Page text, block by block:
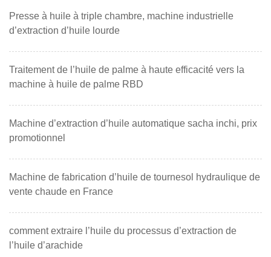
Presse à huile à triple chambre, machine industrielle
d’extraction d’huile lourde
Traitement de l’huile de palme à haute efficacité vers la
machine à huile de palme RBD
Machine d’extraction d’huile automatique sacha inchi, prix
promotionnel
Machine de fabrication d’huile de tournesol hydraulique de
vente chaude en France
comment extraire l’huile du processus d’extraction de
l’huile d’arachide